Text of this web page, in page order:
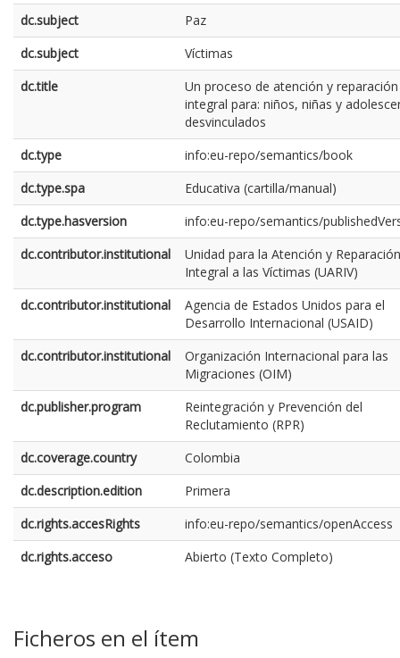
dc.subject
Paz
dc.subject
Víctimas
dc.title
Un proceso de atención y reparación
integral para: niños, niñas y
desvinculados
dc.type
info:eu-repo/semantics/book
dc.type.spa
Educativa (cartilla/manual)
dc.type.hasversion
info:eu-repo/semantics/
dc.contributor.institutional
Unidad para la Atención y Reparación
Integral a las Víctimas (UARIV)
dc.contributor.institutional
Agencia de Estados Unidos para el
Desarrollo Internacional (USAID)
dc.contributor.institutional
Organización Internacional para las
Migraciones (OIM)
dc.publisher.program
Reintegración y Prevención del
Reclutamiento (RPR)
dc.coverage.country
Colombia
dc.description.edition
Primera
dc.rights.accesRights
info:eu-repo/semantics/openAccess
dc.rights.acceso
Abierto (Texto Completo)
Ficheros en el ítem